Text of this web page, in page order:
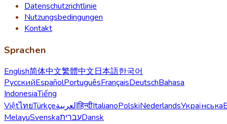
Datenschutzrichtlinie
Nutzungsbedingungen
Kontakt
Sprachen
English简体中文繁體中文日本語한국어
РусскийEspañolPortuguêsFrançaisDeutschBahasa
IndonesiaTiếng
ViệtไทยTürkçeالعربيةहिन्दीItalianoPolskiNederlandsУкраїнська
MelayuSvenskaעבריתDansk